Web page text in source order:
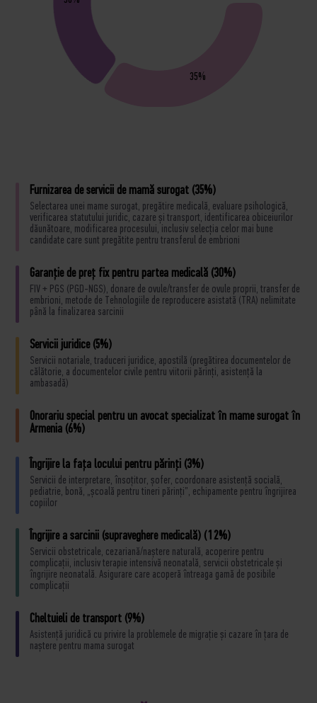
35%
Furnizarea de servicii de mamă surogat (35%)
Selectarea unei mame surogat, pregătire medicală, evaluare psihologică,
verificarea statutului juridic, cazare și transport, identificarea obiceiurilor
dăunătoare, modificarea procesului, inclusiv selecția celor mai bune
candidate care sunt pregătite pentru transferul de embrioni
Garanție de preț fix pentru partea medicală (30%)
FIV + PGS (PGD-NGS), donare de ovule/transfer de ovule proprii, transfer de
embrioni, metode de Tehnologiile de reproducere asistată (TRA) nelimitate
până la finalizarea sarcinii
Servicii juridice (5%)
Servicii notariale, traduceri juridice, apostilă (pregătirea documentelor de
călătorie, a documentelor civile pentru viitorii părinți, asistență la
ambasadă)
Onorariu special pentru un avocat specializat în mame surogat în
Armenia (6%)
Îngrijire la fața locului pentru părinți (3%)
Servicii de interpretare, însoțitor, șofer, coordonare asistență socială,
pediatrie, bonă, „școală pentru tineri părinți”, echipamente pentru îngrijirea
copiilor
Îngrijire a sarcinii (supraveghere medicală) (12%)
Servicii obstetricale, cezariană/naștere naturală, acoperire pentru
complicații, inclusiv terapie intensivă neonatală, servicii obstetricale și
îngrijire neonatală. Asigurare care acoperă întreaga gamă de posibile
complicații
Cheltuieli de transport (9%)
Asistență juridică cu privire la problemele de migrație și cazare în țara de
naștere pentru mama surogat